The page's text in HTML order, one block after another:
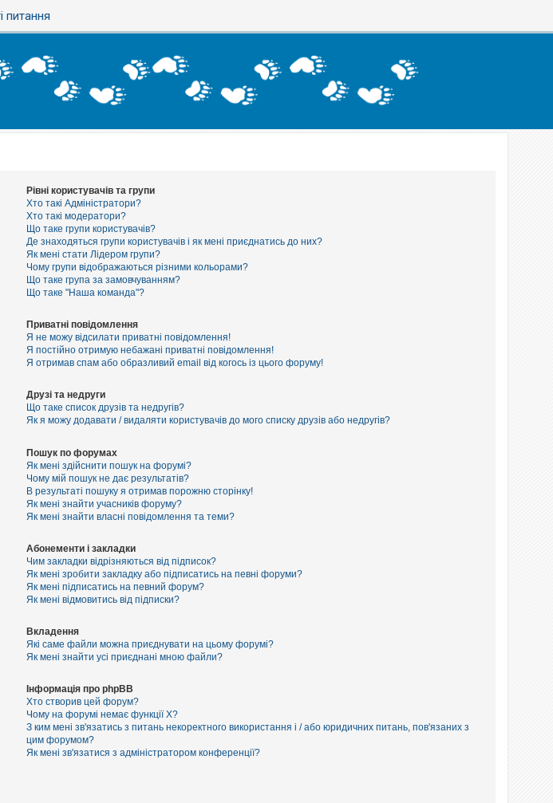
питання
Рівні користувачів та групи
Хто такі Адміністратори?
Хто такі модератори?
Що таке групи користувачів?
Де знаходяться групи користувачів і як мені приєднатись до них?
Як мені стати Лідером групи?
Чому групи відображаються різними кольорами?
Що таке група за замовчуванням?
Що таке "Наша команда"?
Приватні повідомлення
Я не можу відсилати приватні повідомлення!
Я постійно отримую небажані приватні повідомлення!
Я отримав спам або образливий email від когось із цього форуму!
Друзі та недруги
Що таке список друзів та недругів?
Як я можу додавати / видаляти користувачів до мого списку друзів або недругів?
Пошук по форумах
Як мені здійснити пошук на форумі?
Чому мій пошук не дає результатів?
В результаті пошуку я отримав порожню сторінку!
Як мені знайти учасників форуму?
Як мені знайти власні повідомлення та теми?
Абонементи і закладки
Чим закладки відрізняються від підписок?
Як мені зробити закладку або підписатись на певні форуми?
Як мені підписатись на певний форум?
Як мені відмовитись від підписки?
Вкладення
Які саме файли можна приєднувати на цьому форумі?
Як мені знайти усі приєднані мною файли?
Інформація про phpBB
Хто створив цей форум?
Чому на форумі немає функції X?
З ким мені зв'язатись з питань некоректного використання і / або юридичних питань, пов'язаних з
цим форумом?
Як мені зв'язатися з адміністратором конференції?